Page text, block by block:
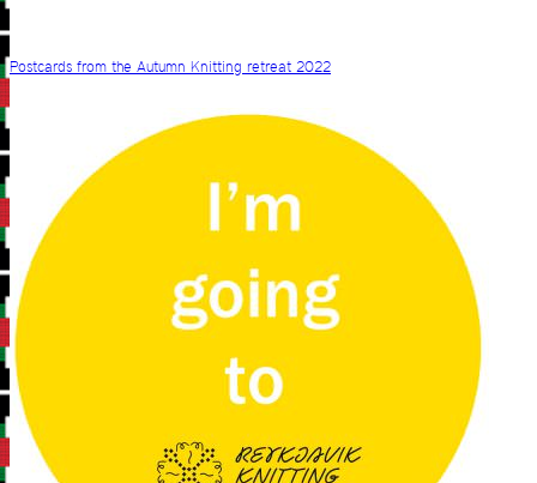
Postcards from the Autumn Knitting retreat 2022